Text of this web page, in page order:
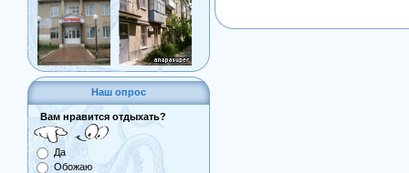
Наш опрос
Вам нравится отдыхать?
Да
Обожаю